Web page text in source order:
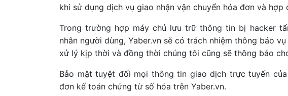
khi sử dụng dịch vụ giao nhận vận chuyển hóa đơn và hợp
Trong trường hợp máy chủ lưu trữ thông tin bị hacker
nhân người dùng, Yaber.vn sẽ có trách nhiệm thông báo
xử lý kịp thời và đồng thời chúng tôi cũng sẽ thông báo
Bảo mật tuyệt đối mọi thông tin giao dịch trực tuyến
đơn kế toán chứng từ số hóa trên Yaber.vn.